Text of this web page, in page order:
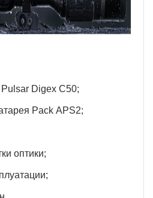
Digex C50;
Pack АPS2;
оптики;